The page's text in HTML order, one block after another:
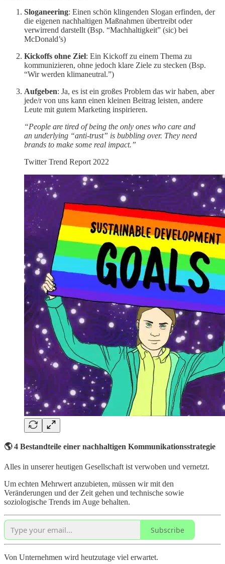
Sloganeering: Einen schön klingenden Slogan erfinden, der
die eigenen nachhaltigen Maßnahmen übertreibt oder
verwirrend darstellt (Bsp. “Machhaltigkeit” (sic) bei
McDonald’s)
Kickoffs ohne Ziel: Ein Kickoff zu einem Thema zu
kommunizieren, ohne jedoch klare Ziele zu stecken (Bsp.
“Wir werden klimaneutral.”)
Aufgeben: Ja, es ist ein großes Problem das wir haben, aber
jede/r von uns kann einen kleinen Beitrag leisten, andere
Leute mit gutem Marketing inspirieren.
“People are tired of being the only ones who care and
an underlying “anti-trust” is bubbling over. They need
brands to make some real impact.”
Twitter Trend Report 2022
🌎 4 Bestandteile einer nachhaltigen Kommunikationsstrategie
Alles in unserer heutigen Gesellschaft ist verwoben und vernetzt.
Um echten Mehrwert anzubieten, müssen wir mit den
Veränderungen und der Zeit gehen und technische sowie
soziologische Trends im Auge behalten.
Subscribe
Von Unternehmen wird heutzutage viel erwartet.